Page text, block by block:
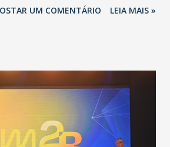
do Estado na contenção da
de cuidados com os ambientes
“Nós não estamos vivendo uma
temos em todos os anos, com
dengue, influenza ou H1N1. Trata-se
UM COMENTÁRIO LEIA MAIS »